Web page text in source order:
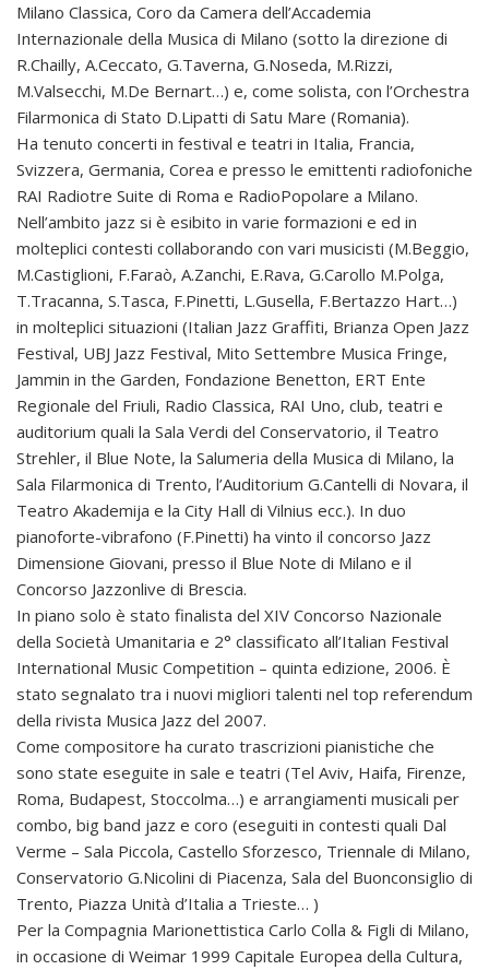
Milano Classica, Coro da Camera dell’Accademia
Internazionale della Musica di Milano (sotto la direzione di
R.Chailly, A.Ceccato, G.Taverna, G.Noseda, M.Rizzi,
M.Valsecchi, M.De Bernart…) e, come solista, con l’Orchestra
Filarmonica di Stato D.Lipatti di Satu Mare (Romania).
Ha tenuto concerti in festival e teatri in Italia, Francia,
Svizzera, Germania, Corea e presso le emittenti radiofoniche
RAI Radiotre Suite di Roma e RadioPopolare a Milano.
Nell’ambito jazz si è esibito in varie formazioni e ed in
molteplici contesti collaborando con vari musicisti (M.Beggio,
M.Castiglioni, F.Faraò, A.Zanchi, E.Rava, G.Carollo M.Polga,
T.Tracanna, S.Tasca, F.Pinetti, L.Gusella, F.Bertazzo Hart…)
in molteplici situazioni (Italian Jazz Graffiti, Brianza Open Jazz
Festival, UBJ Jazz Festival, Mito Settembre Musica Fringe,
Jammin in the Garden, Fondazione Benetton, ERT Ente
Regionale del Friuli, Radio Classica, RAI Uno, club, teatri e
auditorium quali la Sala Verdi del Conservatorio, il Teatro
Strehler, il Blue Note, la Salumeria della Musica di Milano, la
Sala Filarmonica di Trento, l’Auditorium G.Cantelli di Novara, il
Teatro Akademija e la City Hall di Vilnius ecc.). In duo
pianoforte-vibrafono (F.Pinetti) ha vinto il concorso Jazz
Dimensione Giovani, presso il Blue Note di Milano e il
Concorso Jazzonlive di Brescia.
In piano solo è stato finalista del XIV Concorso Nazionale
della Società Umanitaria e 2° classificato all’Italian Festival
International Music Competition – quinta edizione, 2006. È
stato segnalato tra i nuovi migliori talenti nel top referendum
della rivista Musica Jazz del 2007.
Come compositore ha curato trascrizioni pianistiche che
sono state eseguite in sale e teatri (Tel Aviv, Haifa, Firenze,
Roma, Budapest, Stoccolma…) e arrangiamenti musicali per
combo, big band jazz e coro (eseguiti in contesti quali Dal
Verme – Sala Piccola, Castello Sforzesco, Triennale di Milano,
Conservatorio G.Nicolini di Piacenza, Sala del Buonconsiglio di
Trento, Piazza Unità d’Italia a Trieste… )
Per la Compagnia Marionettistica Carlo Colla & Figli di Milano,
in occasione di Weimar 1999 Capitale Europea della Cultura,